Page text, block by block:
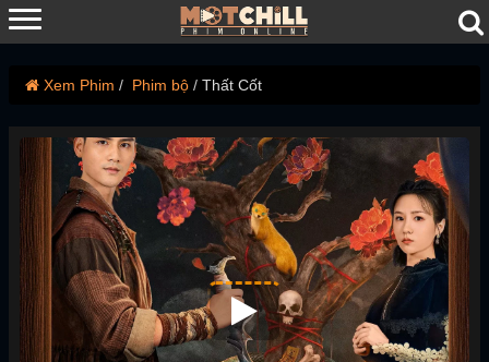
Xem Phim Phim bộ Thất Cốt